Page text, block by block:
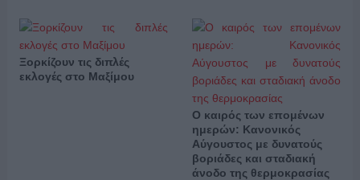
Ξορκίζουν τις διπλές
εκλογές στο Μαξίμου
Ο καιρός των επομένων
ημερών: Κανονικός
Αύγουστος με δυνατούς
βοριάδες και σταδιακή
άνοδο της θερμοκρασίας